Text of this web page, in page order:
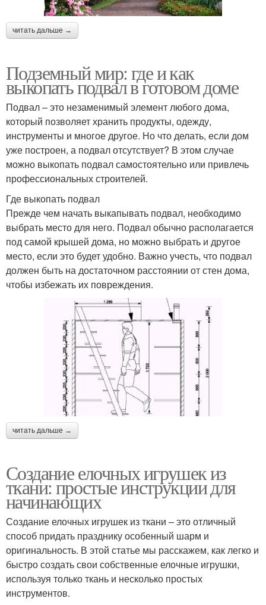
читать дальше →
Подземный мир: где и как
выкопать подвал в готовом доме
Подвал – это незаменимый элемент любого дома,
который позволяет хранить продукты, одежду,
инструменты и многое другое. Но что делать, если дом
уже построен, а подвал отсутствует? В этом случае
можно выкопать подвал самостоятельно или привлечь
профессиональных строителей.
Где выкопать подвал
Прежде чем начать выкапывать подвал, необходимо
выбрать место для него. Подвал обычно располагается
под самой крышей дома, но можно выбрать и другое
место, если это будет удобно. Важно учесть, что подвал
должен быть на достаточном расстоянии от стен дома,
чтобы избежать их повреждения.
читать дальше →
Создание елочных игрушек из
ткани: простые инструкции для
начинающих
Создание елочных игрушек из ткани – это отличный
способ придать празднику особенный шарм и
оригинальность. В этой статье мы расскажем, как легко и
быстро создать свои собственные елочные игрушки,
используя только ткань и несколько простых
инструментов.